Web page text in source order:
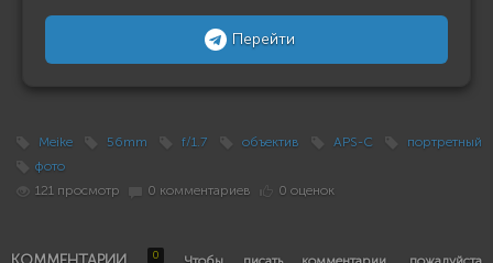
Перейти
Meike 56mm f/1.7 объектив APS-C
портретный
фото
121 просмотр
0 комментариев 0 оценок
0